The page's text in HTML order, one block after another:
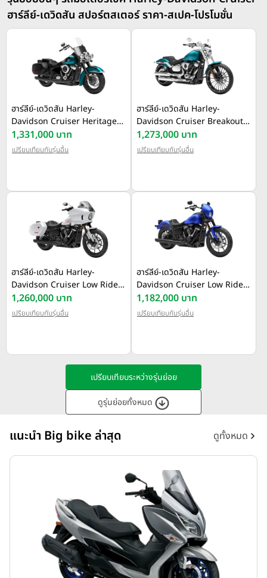
ฮาร์ลีย์-เดวิดสัน สปอร์ตสเตอร์ ราคา-สเปค-โปรโมชั่น
ฮาร์ลีย์-เดวิดสัน Harley-
Davidson Cruiser Heritage
Classic ปี 2026
1,331,000 บาท
เปรียบเทียบกับรุ่นอื่น
ฮาร์ลีย์-เดวิดสัน Harley-
Davidson Cruiser Breakout ปี
2026
1,273,000 บาท
เปรียบเทียบกับรุ่นอื่น
ฮาร์ลีย์-เดวิดสัน Harley-
Davidson Cruiser Low Rider
ST ปี 2026
1,260,000 บาท
เปรียบเทียบกับรุ่นอื่น
ฮาร์ลีย์-เดวิดสัน Harley-
Davidson Cruiser Low Rider
S ปี 2026
1,182,000 บาท
เปรียบเทียบกับรุ่นอื่น
เปรียบเทียบระหว่างรุ่นย่อย
ดูรุ่นย่อยทั้งหมด
แนะนำ Big bike ล่าสุด ดูทั้งหมด